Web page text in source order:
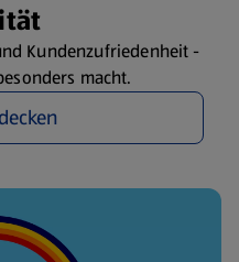
Kundenzufriedenheit -
macht.